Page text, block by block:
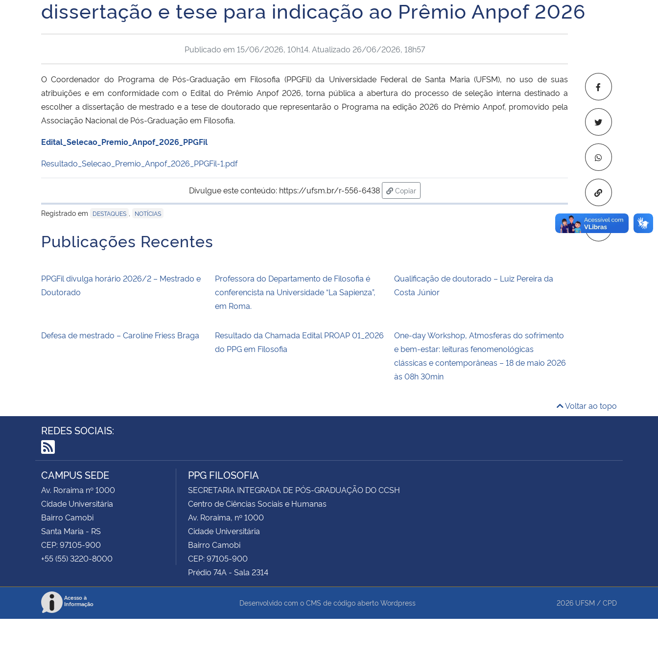
dissertação e tese para indicação ao Prêmio Anpof 2026
Copiar para
Publicado em 15/06/2026, 10h14. Atualizado 26/06/2026, 18h57
O Coordenador do Programa de Pós-Graduação em Filosofia (PPGFil) da Universidade Federal de Santa Maria (UFSM), no uso de suas
atribuições e em conformidade com o Edital do Prêmio Anpof 2026, torna pública a abertura do processo de seleção interna destinado a
escolher a dissertação de mestrado e a tese de doutorado que representarão o Programa na edição 2026 do Prêmio Anpof, promovido pela
Associação Nacional de Pós-Graduação em Filosofia.
Edital_Selecao_Premio_Anpof_2026_PPGFil
Resultado_Selecao_Premio_Anpof_2026_PPGFil-1.pdf
Divulgue este conteúdo: https://ufsm.br/r-556-6438
Copiar
para área de transferência
Registrado em
DESTAQUES NOTÍCIAS
Publicações Recentes
PPGFil divulga horário 2026/2 – Mestrado e
Doutorado
Professora do Departamento de Filosofia é
conferencista na Universidade “La Sapienza”,
em Roma.
Qualificação de doutorado – Luiz Pereira da
Costa Júnior
Defesa de mestrado – Caroline Friess Braga
Resultado da Chamada Edital PROAP 01_2026
do PPG em Filosofia
One-day Workshop, Atmosferas do sofrimento
e bem-estar: leituras fenomenológicas
clássicas e contemporâneas – 18 de maio 2026
às 08h 30min
Voltar ao topo
REDES SOCIAIS:
RSS
CAMPUS SEDE
Av. Roraima nº 1000
Cidade Universitária
Bairro Camobi
Santa Maria - RS
CEP: 97105-900
+55 (55) 3220-8000
PPG FILOSOFIA
SECRETARIA INTEGRADA DE PÓS-GRADUAÇÃO DO CCSH
Centro de Ciências Sociais e Humanas
Av. Roraima, nº 1000
Cidade Universitária
Bairro Camobi
CEP: 97105-900
Prédio 74A - Sala 2314
Acesso à
Informação
Desenvolvido com o CMS de código aberto Wordpress 2026 UFSM / CPD